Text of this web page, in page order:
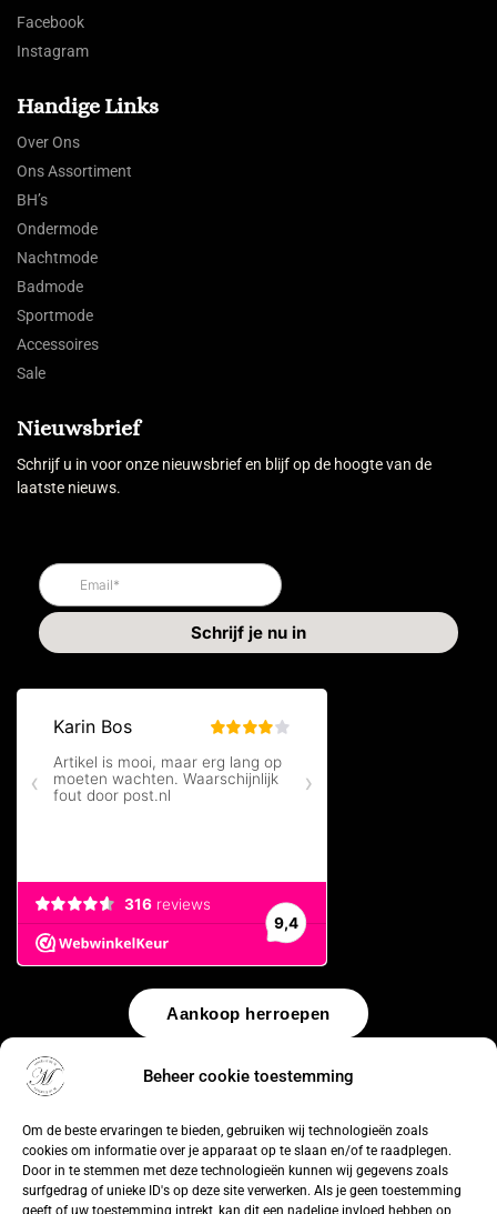
Beheer cookie toestemming
Om de beste ervaringen te bieden, gebruiken wij technologieën zoals
cookies om informatie over je apparaat op te slaan en/of te raadplegen.
Door in te stemmen met deze technologieën kunnen wij gegevens zoals
surfgedrag of unieke ID's op deze site verwerken. Als je geen toestemming
geeft of uw toestemming intrekt, kan dit een nadelige invloed hebben op
Facebook
Instagram
Handige Links
Over Ons
Ons Assortiment
BH’s
Ondermode
Nachtmode
Badmode
Sportmode
Accessoires
Sale
Nieuwsbrief
Schrijf u in voor onze nieuwsbrief en blijf op de hoogte van de
laatste nieuws.
Aankoop herroepen
© 2026 by WebUnlimited–Algemene voorwaarden